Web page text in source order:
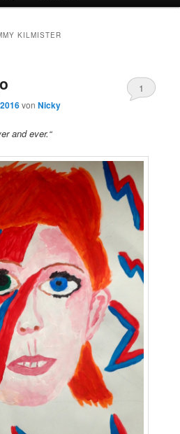
KILMISTER
vonNicky
1
and ever.“